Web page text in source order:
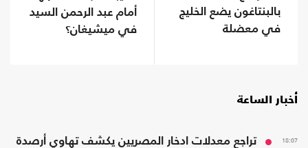
بالبنتاغون يضع الخليج
في معضلة
أمام عبد الرحمن السيد
في ميشيغان؟
أخبار الساعة
18:07
تراجع معدلات ادخار المصريين يكشف تهاوي أرصدة